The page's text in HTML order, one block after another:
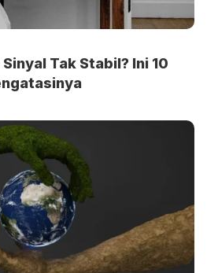
Tak Stabil? Ini 10